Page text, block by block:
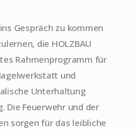
Gespräch zu kommen
die HOLZBAU
Rahmenprogramm für
und
Unterhaltung
Die Feuerwehr und der
sorgen für das leibliche